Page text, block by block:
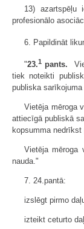
13) azartspēļu
profesionālo
6. Papildināt
"23.1 pants.
tiek noteikti
publiska
Vietēja mēroga
attiecīgā publiskā
kopsumma
Vietēja mēroga
nauda."
7. 24.pantā:
izslēgt pirmo
izteikt ceturto